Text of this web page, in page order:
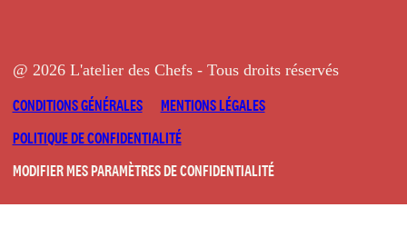
@ 2026 L'atelier des Chefs - Tous droits réservés
CONDITIONS GÉNÉRALES
MENTIONS LÉGALES
POLITIQUE DE CONFIDENTIALITÉ
MODIFIER MES PARAMÈTRES DE CONFIDENTIALITÉ